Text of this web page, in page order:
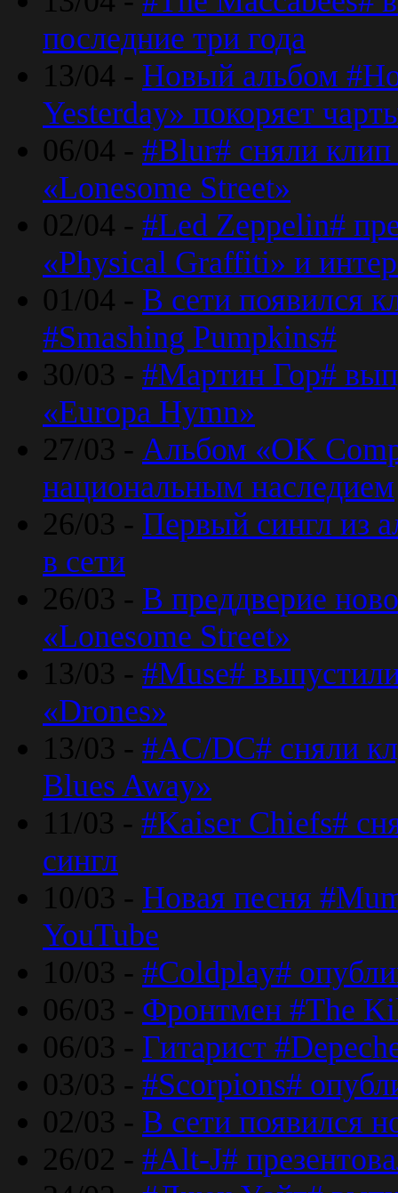
последние три года
13/04 - Новый альбом
Yesterday» покоряет
06/04 - #Blur# сняли клип
«Lonesome Street»
02/04 - #Led Zeppelin#
«Physical Graffiti» и
01/04 - В сети появился
#Smashing Pumpkins#
30/03 - #Мартин Гор#
«Europa Hymn»
27/03 - Альбом «OK
национальным наследием
26/03 - Первый сингл из
в сети
26/03 - В преддверие
«Lonesome Street»
13/03 - #Muse#
«Drones»
13/03 - #AC/DC# сняли
Blues Away»
11/03 - #Kaiser Chiefs#
сингл
10/03 - Новая песня
YouTube
10/03 - #Coldplay#
06/03 - Фронтмен #The
06/03 - Гитарист
03/03 - #Scorpions#
02/03 - В сети появился
26/02 - #Alt-J#